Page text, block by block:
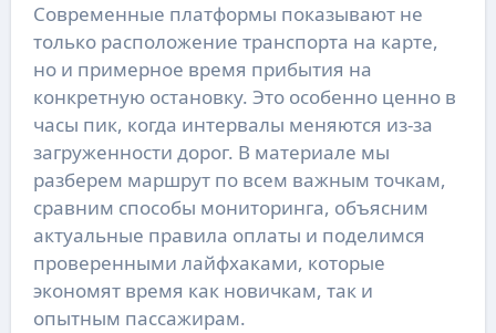
Современные платформы показывают не
только расположение транспорта на карте,
но и примерное время прибытия на
конкретную остановку. Это особенно ценно в
часы пик, когда интервалы меняются из-за
загруженности дорог. В материале мы
разберем маршрут по всем важным точкам,
сравним способы мониторинга, объясним
актуальные правила оплаты и поделимся
проверенными лайфхаками, которые
экономят время как новичкам, так и
опытным пассажирам.